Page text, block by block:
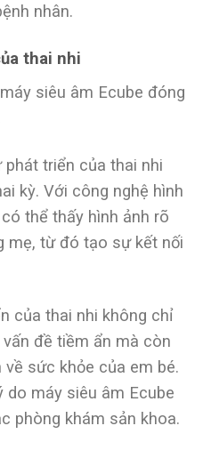
nhân.
thai nhi
siêu âm Ecube đóng
triển của thai nhi
kỳ. Với công nghệ hình
thể thấy hình ảnh rõ
mẹ, từ đó tạo sự kết nối
của thai nhi không chỉ
đề tiềm ẩn mà còn
sức khỏe của em bé.
máy siêu âm Ecube
phòng khám sản khoa.